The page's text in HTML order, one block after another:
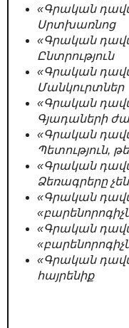
«Գրական
Սրտխառնոց
«Գրական
Ընտրություն
«Գրական
Մանկուրտներ
«Գրական
Գյադաների
«Գրական
Պետություն,
«Գրական
Ձեռագրերը
«Գրական
«Գրական
«Գրական
հայրենիք